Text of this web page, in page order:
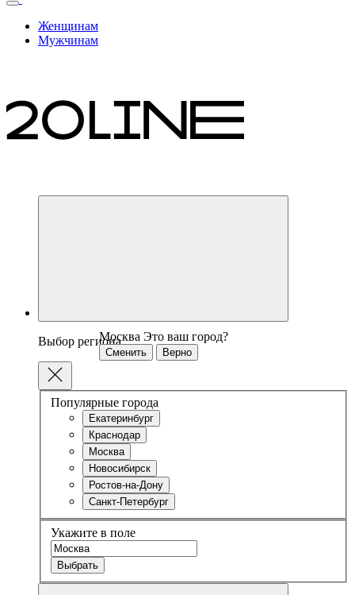
Женщинам
Мужчинам
Выбор региона
Популярные города
Екатеринбург
Краснодар
Москва
Новосибирск
Ростов-на-Дону
Санкт-Петербург
Укажите в поле
Выбрать
Москва Это ваш город?
Сменить Верно